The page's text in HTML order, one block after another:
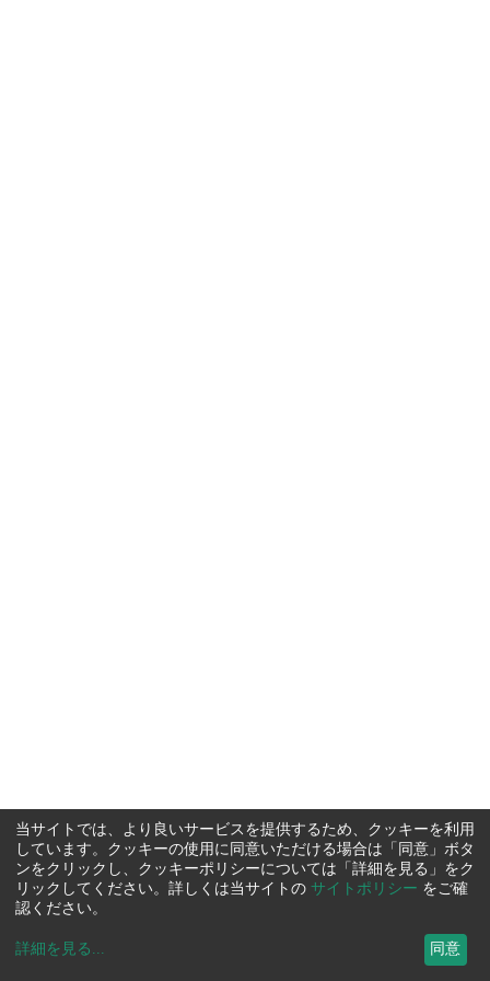
当サイトでは、より良いサービスを提供するため、クッキーを利用
しています。クッキーの使用に同意いただける場合は「同意」ボタ
ンをクリックし、クッキーポリシーについては「詳細を見る」をク
リックしてください。詳しくは当サイトの サイトポリシー をご確
認ください。
詳細を見る ... 同意